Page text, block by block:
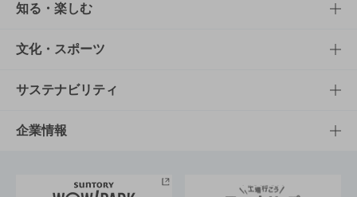
商品TOP
商品一覧
商品発売情報
栄養成分一覧
知る・楽しむ
知る・楽しむTOP
キャンペーン
工場見学
文化・スポーツ
文化・スポーツTOP
サントリーホール
サステナビリティ
サステナビリティTOP
企業情報